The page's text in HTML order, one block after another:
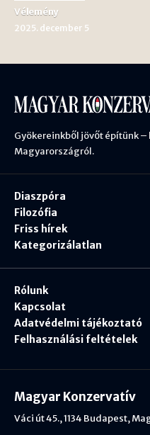
Vélemény
2025. december 5
Gyökereinkből jövőt építünk
Magyarországról.
Diaszpóra
Filozófia
Friss hírek
Kategorizálatlan
Rólunk
Kapcsolat
Adatvédelmi tájékoztató
Felhasználási feltételek
Magyar Konzervatív
Váci út 45., 1134 Budapest,